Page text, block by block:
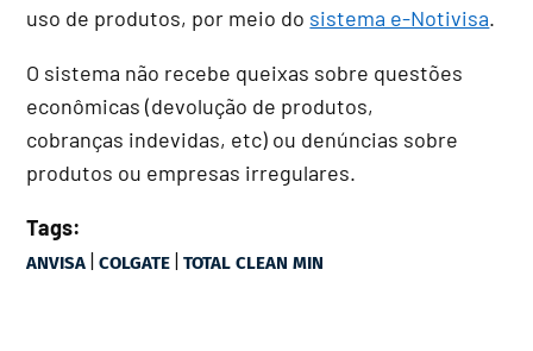
uso de produtos, por meio do sistema e-Notivisa.
O sistema não recebe queixas sobre questões
econômicas (devolução de produtos,
cobranças indevidas, etc) ou denúncias sobre
produtos ou empresas irregulares.
Tags:
ANVISA |COLGATE |TOTAL CLEAN MIN